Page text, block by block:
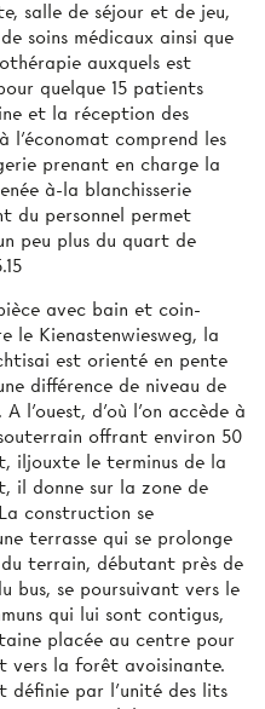
salle de séjour et de jeu,
soins médicaux ainsi que
auxquels est
quelque 15 patients
et la réception des
l'économat comprend les
prenant en charge la
à-la blanchisserie
du personnel permet
peu plus du quart de
avec bain et coin-
le Kienastenwiesweg, la
est orienté en pente
différence de niveau de
l'ouest, d'où l’on accède à
offrant environ 50
iljouxte le terminus de la
il donne sur la zone de
construction se
terrasse qui se prolonge
terrain, débutant près de
bus, se poursuivant vers le
qui lui sont contigus,
placée au centre pour
vers la forêt avoisinante.
définie par l'unité des lits